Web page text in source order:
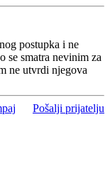
postupka i ne
se smatra nevinim za
ne utvrdi njegova
Pošalji prijatelju